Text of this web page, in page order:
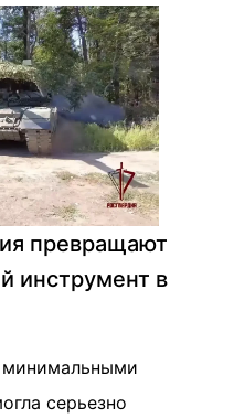
превращают
инструмент в
минимальными
серьезно